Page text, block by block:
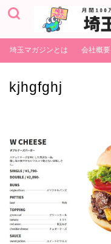
埼玉マガジンとは 会社概要
kjhgfghj